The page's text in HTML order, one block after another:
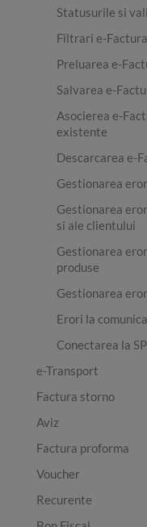
Statusurile si
Filtrari e-
Preluarea e-
Salvarea e-
Asocierea e-
existente
Descarcarea e-
Gestionarea
Gestionarea
si ale clientului
Gestionarea
produse
Gestionarea
Erori la
Conectarea la
e-Transport
Factura storno
Aviz
Factura proforma
Voucher
Recurente